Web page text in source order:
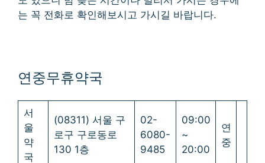
는 꼭 전화로 확인해보시고 가시길 바랍니다.
연중무휴약국
서
울
약
국
(08311) 서울 구
로구 구로동로
130 1층
02-
6080-
9485
09:00
~
20:00
연
중